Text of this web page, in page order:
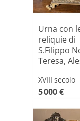
Urna con
reliquie di
S.Filippo
Teresa,
XVIII secolo
5 000 €